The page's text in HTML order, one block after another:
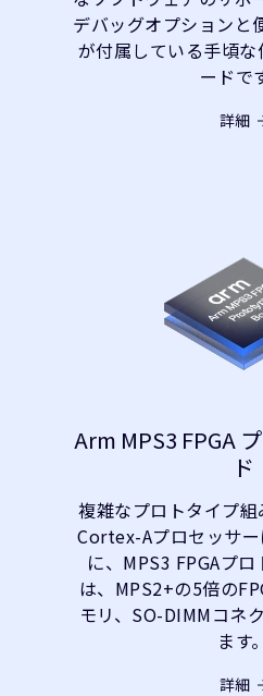
デバッグオプションと
が付属している手頃な
ードで
詳細
Arm MPS3 FPGA
ド
複雑なプロトタイプ
Cortex-Aプロセッサ
に、MPS3 FPGAプ
は、MPS2+の5倍の
モリ、SO-DIMMコネ
ます。
詳細